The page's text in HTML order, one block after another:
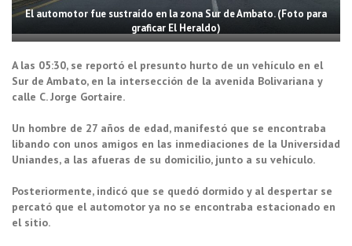
El automotor fue sustraído en la zona Sur de Ambato. (Foto para
graficar El Heraldo)
A las 05:30, se reportó el presunto hurto de un vehículo en el
Sur de Ambato, en la intersección de la avenida Bolivariana y
calle C. Jorge Gortaire.
Un hombre de 27 años de edad, manifestó que se encontraba
libando con unos amigos en las inmediaciones de la Universidad
Uniandes, a las afueras de su domicilio, junto a su vehículo.
Posteriormente, indicó que se quedó dormido y al despertar se
percató que el automotor ya no se encontraba estacionado en
el sitio.